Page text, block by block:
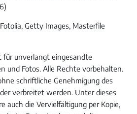
Getty Images, Masterfile
unverlangt eingesandte
und Fotos. Alle Rechte vorbehalten.
schriftliche Genehmigung des
verbreitet werden. Unter dieses
auch die Vervielfältigung per Kopie,